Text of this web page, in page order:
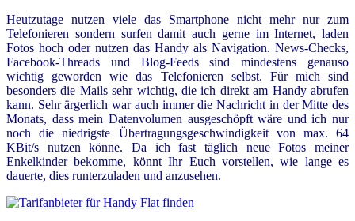
Heutzutage nutzen viele das Smartphone nicht mehr nur zum
Telefonieren sondern surfen damit auch gerne im Internet, laden
Fotos hoch oder nutzen das Handy als Navigation. News-Checks,
Facebook-Threads und Blog-Feeds sind mindestens genauso
wichtig geworden wie das Telefonieren selbst. Für mich sind
besonders die Mails sehr wichtig, die ich direkt am Handy abrufen
kann. Sehr ärgerlich war auch immer die Nachricht in der Mitte des
Monats, dass mein Datenvolumen ausgeschöpft wäre und ich nur
noch die niedrigste Übertragungsgeschwindigkeit von max. 64
KBit/s nutzen könne. Da ich fast täglich neue Fotos meiner
Enkelkinder bekomme, könnt Ihr Euch vorstellen, wie lange es
dauerte, dies runterzuladen und anzusehen.